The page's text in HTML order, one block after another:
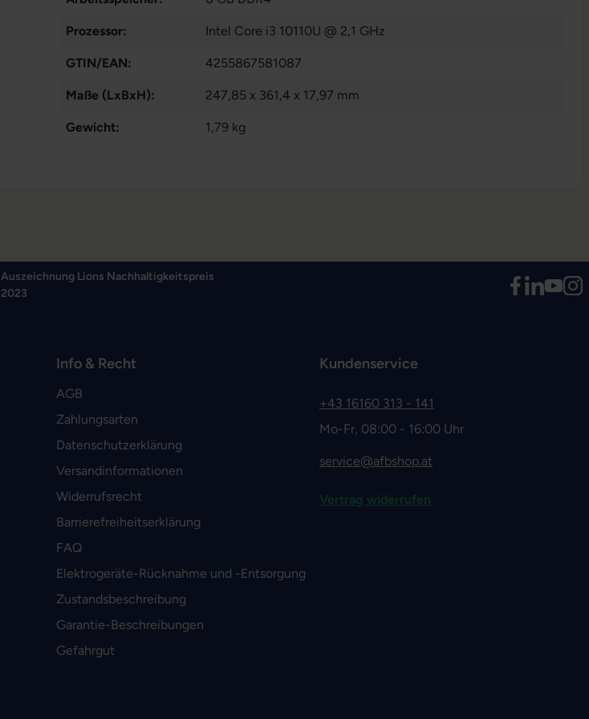
Prozessor: Intel Core i3 10110U @ 2,1 GHz
GTIN/EAN: 4255867581087
Maße (LxBxH): 247,85 x 361,4 x 17,97 mm
Gewicht: 1,79 kg
Auszeichnung Lions Nachhaltigkeitspreis
2023
Info & Recht
AGB
Zahlungsarten
Datenschutzerklärung
Versandinformationen
Widerrufsrecht
Barrierefreiheitserklärung
FAQ
Elektrogeräte-Rücknahme und -Entsorgung
Zustandsbeschreibung
Garantie-Beschreibungen
Gefahrgut
Kundenservice
+43 16160 313 - 141
Mo-Fr, 08:00 - 16:00 Uhr
service@afbshop.at
Vertrag widerrufen